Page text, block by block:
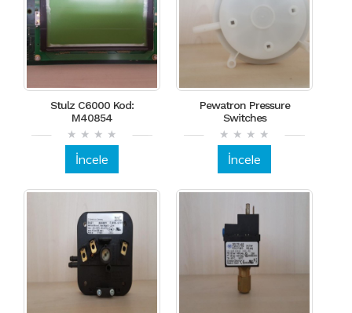
Stulz C6000 Kod:
M40854
İncele
Pewatron Pressure
Switches
İncele